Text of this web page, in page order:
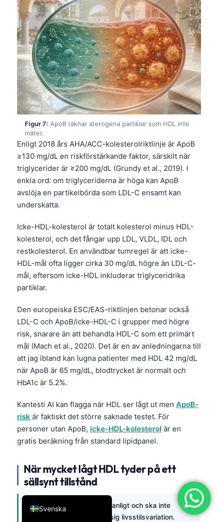
Figur 7: ApoB räknar aterogena partiklar som HDL inte
mäter.
Enligt 2018 års AHA/ACC-kolesterolriktlinje är ApoB
≥130 mg/dL en riskförstärkande faktor, särskilt när
triglycerider är ≥200 mg/dL (Grundy et al., 2019). I
enkla ord: om triglyceriderna är höga kan ApoB
avslöja en partikelbörda som LDL-C ensamt kan
underskatta.
Icke-HDL-kolesterol är totalt kolesterol minus HDL-
kolesterol, och det fångar upp LDL, VLDL, IDL och
restkolesterol. En användbar tumregel är att icke-
HDL-mål ofta ligger cirka 30 mg/dL högre än LDL-C-
mål, eftersom icke-HDL inkluderar triglyceridrika
partiklar.
Den europeiska ESC/EAS-riktlinjen betonar också
LDL-C och ApoB/icke-HDL-C i grupper med högre
risk, snarare än att behandla HDL-C som ett primärt
mål (Mach et al., 2020). Det är en av anledningarna till
att jag ibland kan lugna patienter med HDL 42 mg/dL
när ApoB är 65 mg/dL, blodtrycket är normalt och
HbA1c är 5.2%.
Kantesti AI kan flagga när HDL ser lågt ut men ApoB-
risk är faktiskt det större saknade testet. För
personer utan ApoB, icke-HDL-kolesterol är en
gratis beräkning från standard lipidpanel.
När mycket lågt HDL tyder på ett
sällsynt tillstånd
HDL under 20 mg/dL är ovanligt och ska inte
avfärdas som en rutinmässig livsstilsvariation.
Svenska
Deutsch
Français
עִבְרִית
Italiano
Português
Ελληνικά
Türkçe
Română
简体中文
Dansk
Nederlands
हिन्दी
Հայերեն
Српски језик
Bosanski
Azərbaycan dili
Eesti
日本語
Čeština
ქართული
Русский
Lietuvių kalba
Polski
한국어